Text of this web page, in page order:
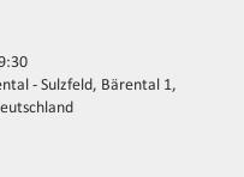
- Sulzfeld, Bärental 1,